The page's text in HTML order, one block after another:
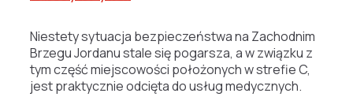
Niestety sytuacja bezpieczeństwa na Zachodnim
Brzegu Jordanu stale się pogarsza, a w związku z
tym część miejscowości położonych w strefie C,
jest praktycznie odcięta do usług medycznych.